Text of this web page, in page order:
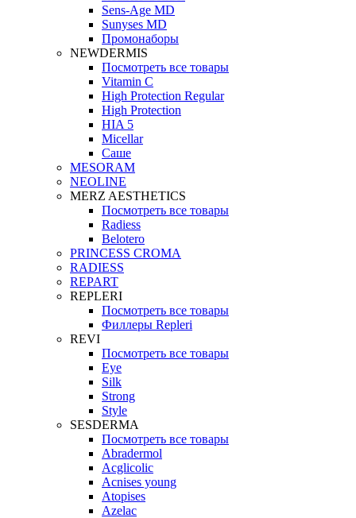
Sens-Age MD
Sunyses MD
Промонаборы
NEWDERMIS
Посмотреть все товары
Vitamin C
High Protection Regular
High Protection
HIA 5
Micellar
Саше
MESORAM
NEOLINE
MERZ AESTHETICS
Посмотреть все товары
Radiess
Belotero
PRINCESS CROMA
RADIESS
REPART
REPLERI
Посмотреть все товары
Филлеры Repleri
REVI
Посмотреть все товары
Eye
Silk
Strong
Style
SESDERMA
Посмотреть все товары
Abradermol
Acglicolic
Acnises young
Atopises
Azelac